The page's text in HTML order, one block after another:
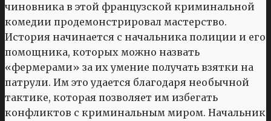
чиновника в этой французской криминальной
комедии продемонстрировал мастерство.
История начинается с начальника полиции и его
помощника, которых можно назвать
«фермерами» за их умение получать взятки на
патрули. Им это удается благодаря необычной
тактике, которая позволяет им избегать
конфликтов с криминальным миром. Начальник